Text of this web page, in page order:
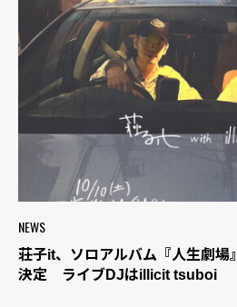
NEWS
荘子it、ソロアルバム『人生劇場
決定 ライブDJはillicit tsuboi